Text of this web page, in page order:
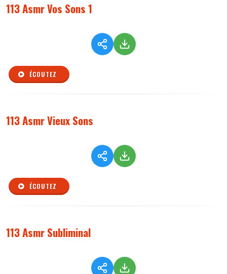
113 Asmr Vos Sons 1
ÉCOUTEZ
113 Asmr Vieux Sons
ÉCOUTEZ
113 Asmr Subliminal